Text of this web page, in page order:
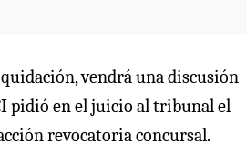
vendrá una discusión
pidió en el juicio al tribunal el
revocatoria concursal.